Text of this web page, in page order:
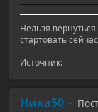
Нельзя
стартовать
Источник:
Ника50